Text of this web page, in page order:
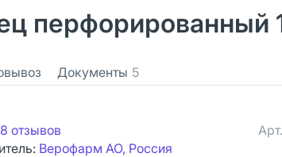
перфорированный
Документы 5
8 отзывов Арт.
Верофарм АО, Россия